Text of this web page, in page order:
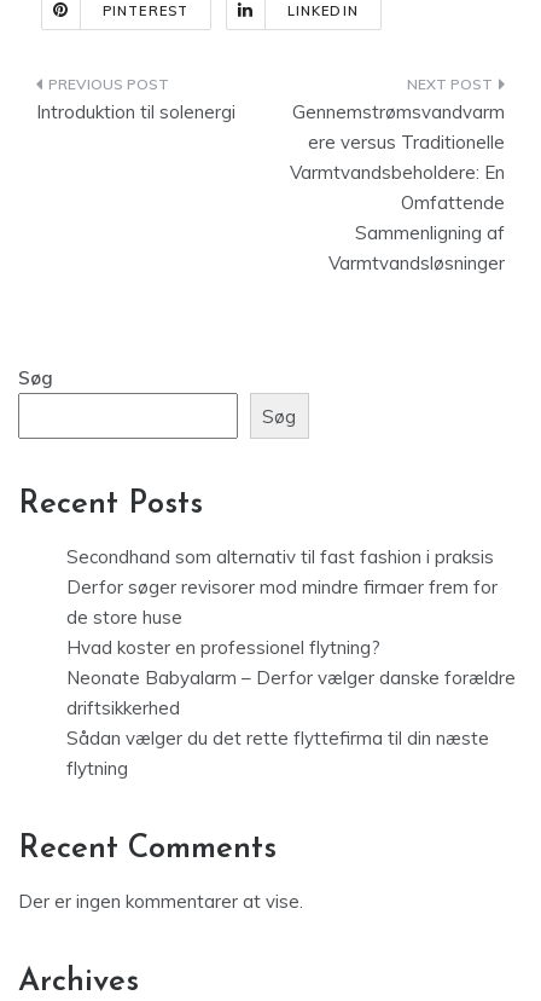
PINTEREST LINKEDIN
Indlægsnavigation
Introduktion til solenergi
Gennemstrømsvandvarm
ere versus Traditionelle
Varmtvandsbeholdere: En
Omfattende
Sammenligning af
Varmtvandsløsninger
Søg
Søg
Recent Posts
Secondhand som alternativ til fast fashion i praksis
Derfor søger revisorer mod mindre firmaer frem for
de store huse
Hvad koster en professionel flytning?
Neonate Babyalarm – Derfor vælger danske forældre
driftsikkerhed
Sådan vælger du det rette flyttefirma til din næste
flytning
Recent Comments
Der er ingen kommentarer at vise.
Archives